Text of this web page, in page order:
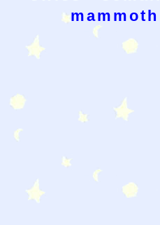
mammoth